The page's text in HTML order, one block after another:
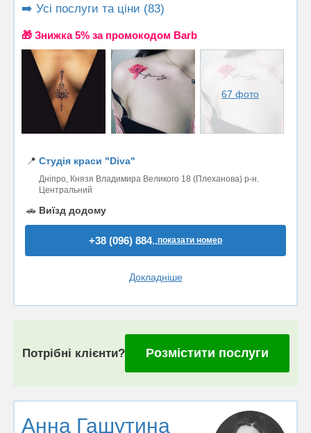
➡️ Усі послуги та ціни (83)
🎁 Знижка 5% за промокодом Barb
67 фото
📍 Студія краси "Diva"
Дніпро, Князя Владимира Великого 18 (Плеханова) р-н.
Центральний
🚗 Виїзд додому
+38 (096) 884..показати номер
Докладніше
Потрібні клієнти? Розмістити послуги
Анна Гашутина